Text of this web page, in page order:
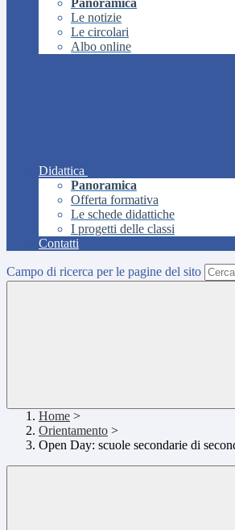
Panoramica
Le notizie
Le circolari
Albo online
Didattica
Panoramica
Offerta formativa
Le schede didattiche
I progetti delle classi
Contatti
Campo di ricerca per le pagine del sito
Home >
Orientamento >
Open Day: scuole secondarie di